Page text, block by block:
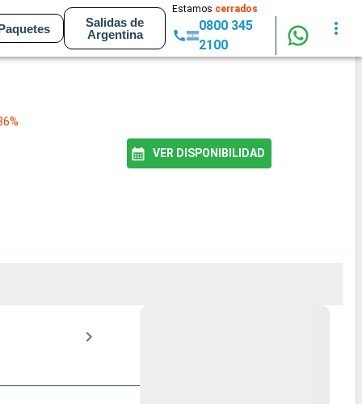
Salidas de
Argentina
Estamos cerrados
0800 345
2100
VER DISPONIBILIDAD